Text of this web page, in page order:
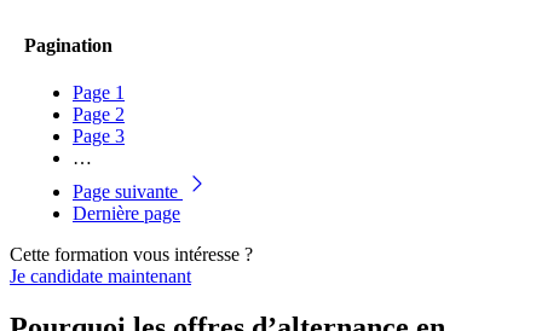
Pagination
Page 1
Page 2
Page 3
…
Page suivante
Dernière page
Cette formation vous intéresse ?
Je candidate maintenant